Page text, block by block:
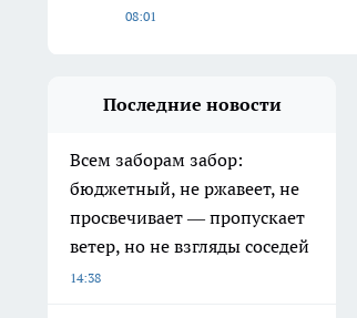
08:01
Последние новости
Всем заборам забор:
бюджетный, не ржавеет, не
просвечивает — пропускает
ветер, но не взгляды соседей
14:38